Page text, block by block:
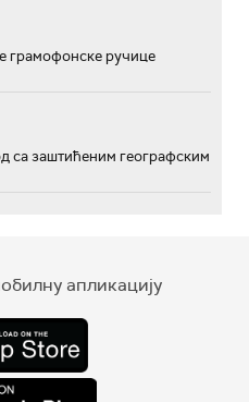
грамофонске ручице
са заштићеним географским
апликацију